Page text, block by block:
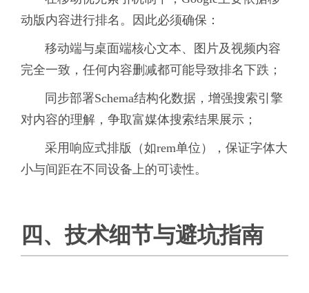
动版内容进行排名。因此必须确保：
移动端与桌面端核心文本、图片及视频内容
完全一致，任何内容删减都可能导致排名下跌；
同步部署Schema结构化数据，增强搜索引擎
对内容的理解，争取富媒体搜索结果展示；
采用响应式排版（如rem单位），保证字体大
小与间距在不同设备上的可读性。
四、技术细节与避坑指南